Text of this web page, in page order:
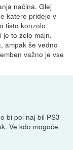
načina. Glej
katere pridejo v
tisto konzolo
je to zelo majn.
ampak še vedno
važno je vse
bi pol naj bil PS3
Ve kdo mogoče